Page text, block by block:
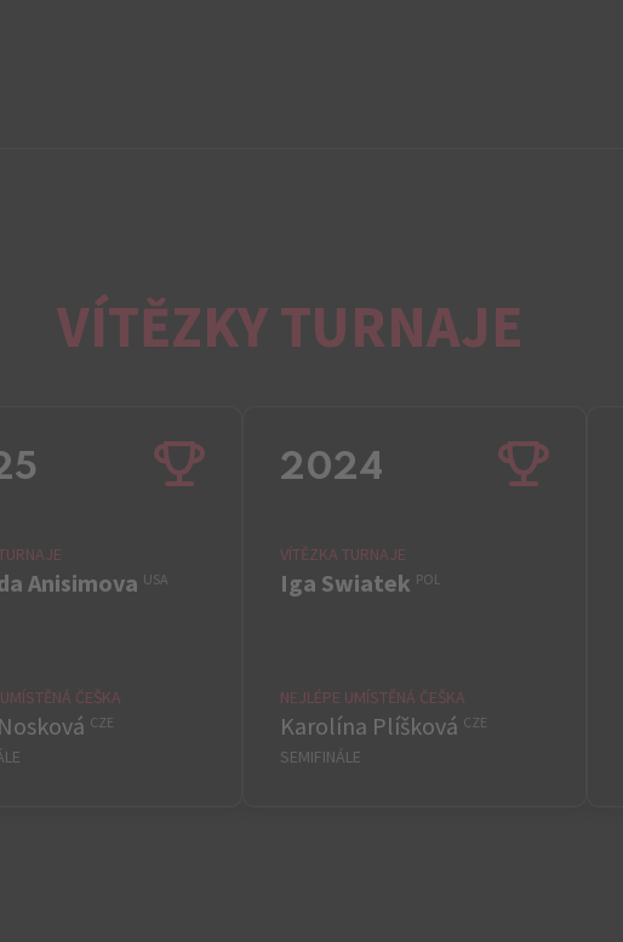
VÍTĚZKY TURNAJE
Anisimova USA
ČEŠKA
CZE
2024
VÍTĚZKA TURNAJE
Iga Swiatek POL
NEJLÉPE UMÍSTĚNÁ ČEŠKA
Karolína Plíšková CZE
SEMIFINÁLE